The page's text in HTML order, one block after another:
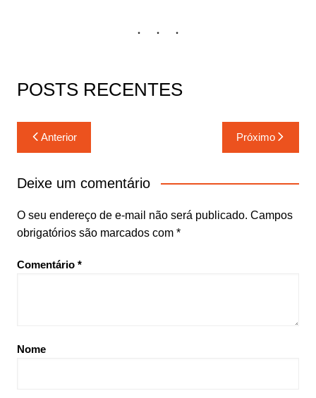
POSTS RECENTES
Navegação
de
Post
Anterior Próximo
Deixe um comentário
O seu endereço de e-mail não será publicado. Campos
obrigatórios são marcados com *
Comentário *
Nome